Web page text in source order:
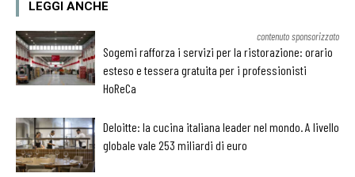
LEGGI ANCHE
contenuto sponsorizzato
Sogemi rafforza i servizi per la ristorazione: orario
esteso e tessera gratuita per i professionisti
HoReCa
Deloitte: la cucina italiana leader nel mondo. A livello
globale vale 253 miliardi di euro